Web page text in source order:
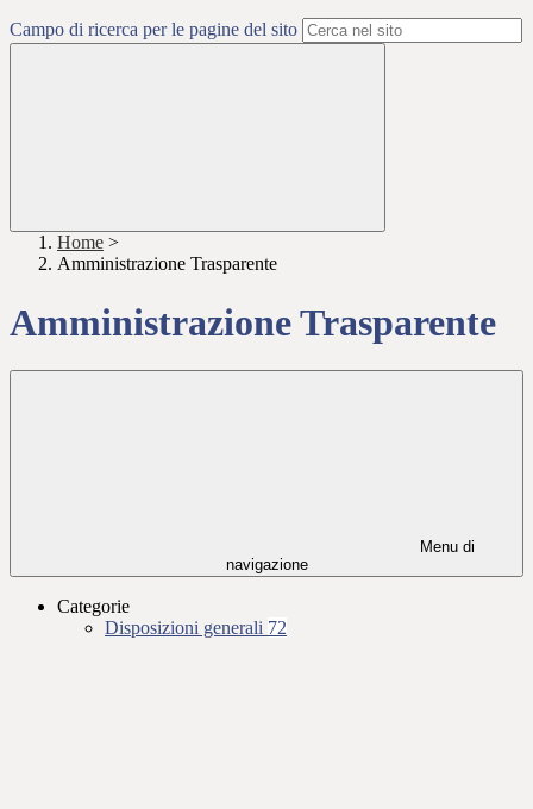
Campo di ricerca per le pagine del sito
Home >
Amministrazione Trasparente
Amministrazione Trasparente
Menu di
navigazione
Categorie
Disposizioni generali 72